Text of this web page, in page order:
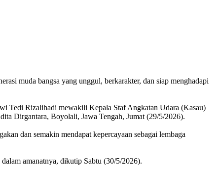
muda bangsa yang unggul, berkarakter, dan siap menghadapi
Tedi Rizalihadi mewakili Kepala Staf Angkatan Udara (Kasau)
Dirgantara, Boyolali, Jawa Tengah, Jumat (29/5/2026).
dan semakin mendapat kepercayaan sebagai lembaga
amanatnya, dikutip Sabtu (30/5/2026).